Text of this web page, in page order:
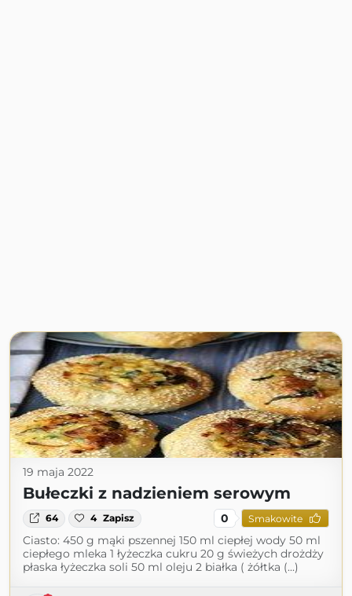
19 maja 2022
Bułeczki z nadzieniem serowym
64 4 Zapisz 0 Smakowite
Ciasto: 450 g mąki pszennej 150 ml ciepłej wody 50 ml
ciepłego mleka 1 łyżeczka cukru 20 g świeżych drożdży
płaska łyżeczka soli 50 ml oleju 2 białka ( żółtka (...)